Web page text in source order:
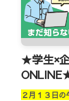
★学生×
２月１３日の